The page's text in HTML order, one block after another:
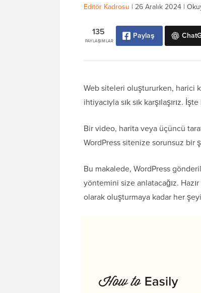
Editör Kadrosu | 26 Aralık 2024 |
PAYLAŞIMLAR
135 Paylaş
Web siteleri oluştururken, harici
ihtiyacıyla sık sık karşılaşırız.
Bir video, harita veya üçüncü
WordPress sitenize sorunsuz
Bu makalede, WordPress
yöntemini size anlatacağız.
olarak oluşturmaya kadar her